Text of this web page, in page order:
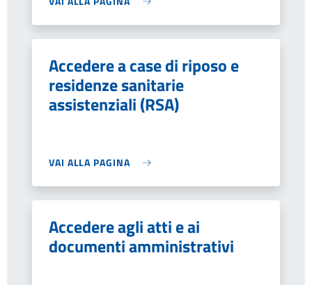
Accedere a case di riposo e
residenze sanitarie
assistenziali (RSA)
VAI ALLA PAGINA
Accedere agli atti e ai
documenti amministrativi